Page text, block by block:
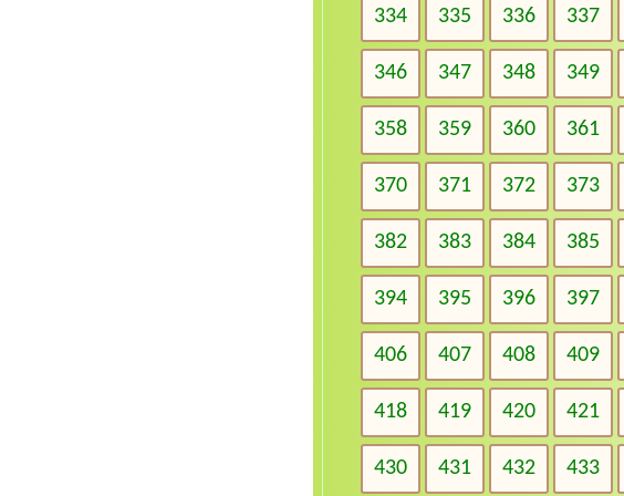
334 335 336 337
346 347 348 349
358 359 360 361
370 371 372 373
382 383 384 385
394 395 396 397
406 407 408 409
418 419 420 421
430 431 432 433